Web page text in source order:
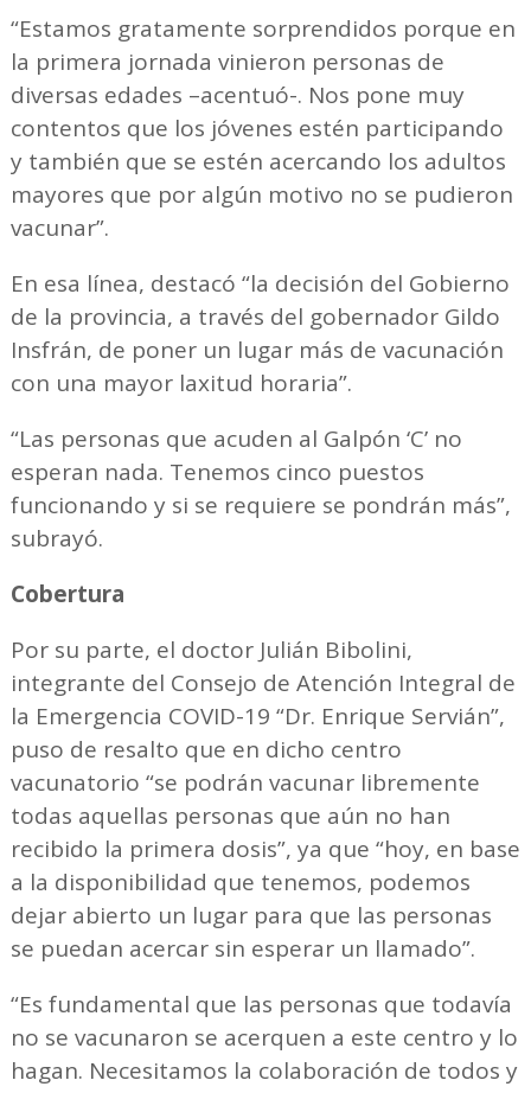
“Estamos gratamente sorprendidos porque en
la primera jornada vinieron personas de
diversas edades –acentuó-. Nos pone muy
contentos que los jóvenes estén participando
y también que se estén acercando los adultos
mayores que por algún motivo no se pudieron
vacunar”.
En esa línea, destacó “la decisión del Gobierno
de la provincia, a través del gobernador Gildo
Insfrán, de poner un lugar más de vacunación
con una mayor laxitud horaria”.
“Las personas que acuden al Galpón ‘C’ no
esperan nada. Tenemos cinco puestos
funcionando y si se requiere se pondrán más”,
subrayó.
Cobertura
Por su parte, el doctor Julián Bibolini,
integrante del Consejo de Atención Integral de
la Emergencia COVID-19 “Dr. Enrique Servián”,
puso de resalto que en dicho centro
vacunatorio “se podrán vacunar libremente
todas aquellas personas que aún no han
recibido la primera dosis”, ya que “hoy, en base
a la disponibilidad que tenemos, podemos
dejar abierto un lugar para que las personas
se puedan acercar sin esperar un llamado”.
“Es fundamental que las personas que todavía
no se vacunaron se acerquen a este centro y lo
hagan. Necesitamos la colaboración de todos y